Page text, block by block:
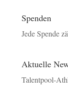
Spenden
Jede Spende
Aktuelle
Talentpool-